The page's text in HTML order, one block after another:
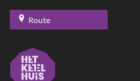
Route